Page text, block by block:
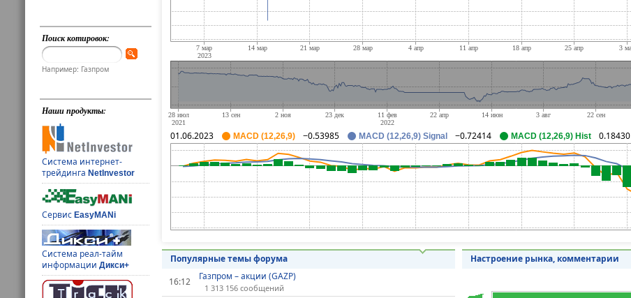
Поиск котировок:
Например: Газпром
Наши продукты:
Система интернет-
трейдингаNetInvestor
СервисEasyMANi
Система реал-тайм
информацииДикси+
01.06.2023 MACD (12,26,9) −0.53985 MACD (12,26,9) Signal −0.72414 MACD (12,26,9) Hist 0.18430
Популярные темы форума
16:12
Газпром – акции (GAZP)
1 313 156 сообщений
Настроение рынка, комментарии